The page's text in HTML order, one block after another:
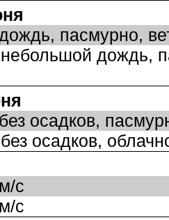
пасмурно,
дождь,
осадков,
осадков,
с
с